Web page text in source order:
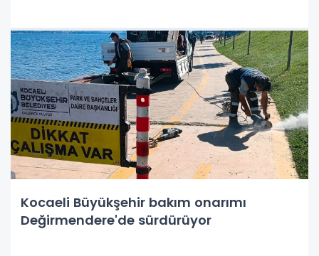
Kocaeli Büyükşehir bakım onarımı
Değirmendere'de sürdürüyor